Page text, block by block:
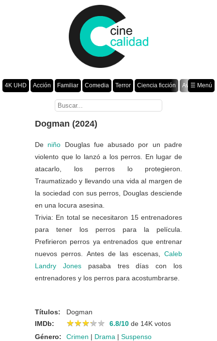
4K UHD Acción Familiar Comedia Terror Ciencia ficción
Aventura
Romance Fantasía Drama Animación Crimen
☰ Menú
Dogman (2024)
De niño Douglas fue abusado por un padre
violento que lo lanzó a los perros. En lugar de
atacarlo, los perros lo protegieron.
Traumatizado y llevando una vida al margen de
la sociedad con sus perros, Douglas desciende
en una locura asesina.
Trivia: En total se necesitaron 15 entrenadores
para tener los perros para la película.
Prefirieron perros ya entrenados que entrenar
nuevos perros. Antes de las escenas, Caleb
Landry Jonespasaba tres días con los
entrenadores y los perros para acostumbrarse.
Títulos:
Dogman
IMDb:
★★★★★
★★★★★ 6.8/10 de 14K votos
Género:
Crimen | Drama | Suspenso